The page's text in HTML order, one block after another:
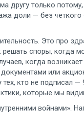
другу только
доли — без
Это про
споры, когда
когда возникает
или
кто не подписал —
которые мы
войнами».